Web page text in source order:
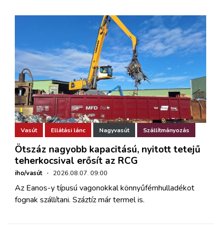
Vasút Ellátási lánc Nagyvasút Szállítmányozás
Ötszáz nagyobb kapacitású, nyitott tetejű
teherkocsival erősít az RCG
iho/vasút · 2026.08.07. 09:00
Az Eanos-y típusú vagonokkal könnyűfémhulladékot
fognak szállítani. Száztíz már termel is.